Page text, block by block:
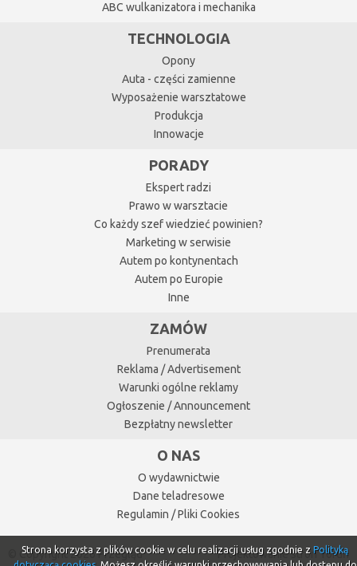
ABC wulkanizatora i mechanika
TECHNOLOGIA
Opony
Auta - części zamienne
Wyposażenie warsztatowe
Produkcja
Innowacje
PORADY
Ekspert radzi
Prawo w warsztacie
Co każdy szef wiedzieć powinien?
Marketing w serwisie
Autem po kontynentach
Autem po Europie
Inne
ZAMÓW
Prenumerata
Reklama / Advertisement
Warunki ogólne reklamy
Ogłoszenie / Announcement
Bezpłatny newsletter
O NAS
O wydawnictwie
Dane teladresowe
Regulamin / Pliki Cookies
© Copyright 2026 Przegląd
Projektowanie stron Toruń
Strona korzysta z plików cookie w celu realizacji usług zgodnie z Polityką